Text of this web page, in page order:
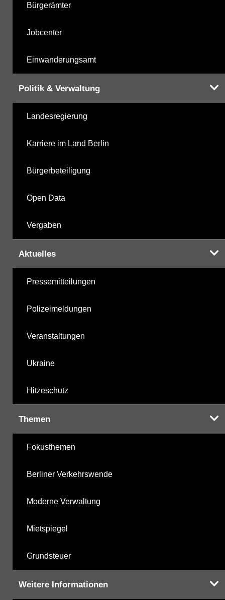
Bürgerämter
Jobcenter
Einwanderungsamt
Politik & Verwaltung
Landesregierung
Karriere im Land Berlin
Bürgerbeteiligung
Open Data
Vergaben
Aktuelles
Pressemitteilungen
Polizeimeldungen
Veranstaltungen
Ukraine
Hitzeschutz
Themen
Fokusthemen
Berliner Verkehrswende
Moderne Verwaltung
Mietspiegel
Grundsteuer
Weitere Informationen